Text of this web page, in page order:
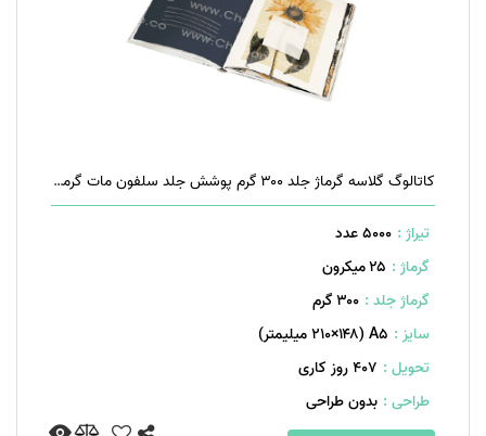
کاتالوگ گلاسه گرماژ جلد ۳۰۰ گرم پوشش جلد سلفون مات گرماژ داخل ۱۷۰ گرم ۱۶ صفحه منگنه تخت
تیراژ : 5000 عدد
گرماژ : ۲۵ میکرون
گرماژ جلد : ۳۰۰ گرم
سایز : A۵ (۲۱۰×۱۴۸ میلیمتر)
تحویل : 407 روز کاری
طراحی : بدون طراحی